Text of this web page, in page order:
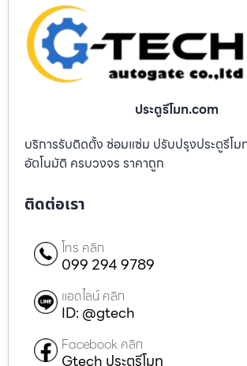
ประตูรีโมท.com
บริการรับติดตั้ง ซ่อมแซ่ม ปรับปรุงประตูรีโม
อัตโนมัติ ครบวงจร ราคาถูก
ติดต่อเรา
โทร คลิก
099 294 9789
แอดไลน์ คลิก
ID: @gtech
Facebook คลิก
Gtech ประตูรีโมท